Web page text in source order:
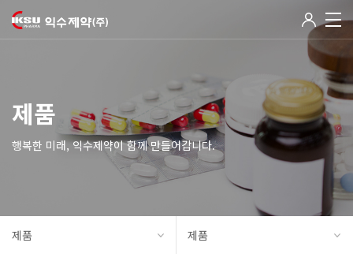
제품
행복한 미래, 익수제약이 함께 만들어갑니다.
제품 제품